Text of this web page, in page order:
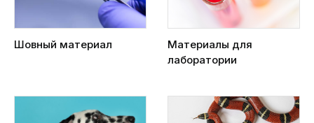
Шовный материал
Материалы для
лаборатории